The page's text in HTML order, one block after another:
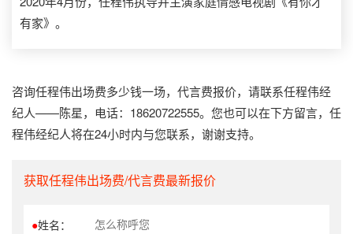
有家》。
咨询任程伟出场费多少钱一场，代言费报价，请联系任程伟经
纪人——陈星，电话：18620722555。您也可以在下方留言，任
程伟经纪人将在24小时内与您联系，谢谢支持。
获取任程伟出场费/代言费最新报价
●姓名：